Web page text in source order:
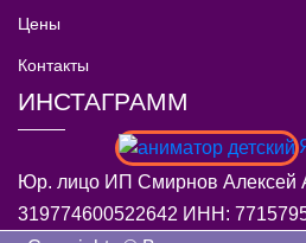
Цены
Контакты
ИНСТАГРАММ
Юр. лицо ИП Смирнов
319774600522642 ИНН: